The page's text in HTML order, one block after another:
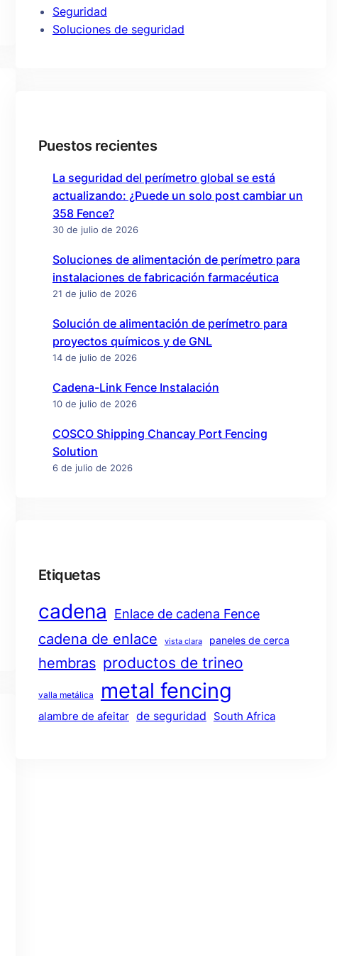
Seguridad
Soluciones de seguridad
Puestos recientes
La seguridad del perímetro global se está
actualizando: ¿Puede un solo post cambiar un
358 Fence?
30 de julio de 2026
Soluciones de alimentación de perímetro para
instalaciones de fabricación farmacéutica
21 de julio de 2026
Solución de alimentación de perímetro para
proyectos químicos y de GNL
14 de julio de 2026
Cadena-Link Fence Instalación
10 de julio de 2026
COSCO Shipping Chancay Port Fencing
Solution
6 de julio de 2026
Etiquetas
cadena Enlace de cadena Fence
cadena de enlace vista clara paneles de cerca
hembras productos de trineo
valla metálica metal fencing
alambre de afeitar de seguridad South Africa